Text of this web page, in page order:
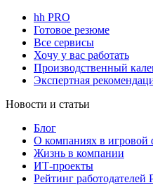
hh PRO
Готовое резюме
Все сервисы
Хочу у вас работать
Производственный
Экспертная
Новости и статьи
Блог
О компаниях в игровой
Жизнь в компании
ИТ-проекты
Рейтинг работодателей